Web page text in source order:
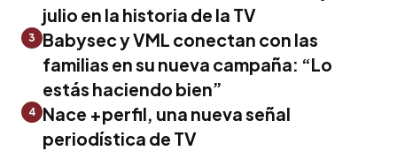
julio en la historia de la TV
3
Babysec y VML conectan con las
familias en su nueva campaña: “Lo
estás haciendo bien”
4 Nace +perfil, una nueva señal
periodística de TV